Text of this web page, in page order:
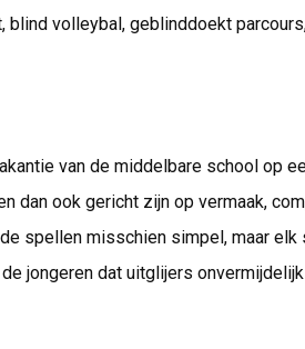
volleybal, geblinddoekt
van de middelbare school op
dan ook gericht zijn op vermaak,
spellen misschien simpel, maar elk
jongeren dat uitglijers